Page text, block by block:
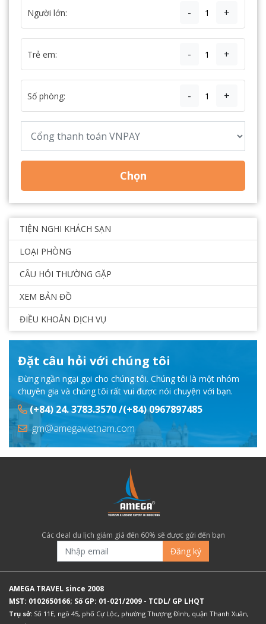
Người lớn: - +
Trẻ em: - +
Số phòng: - +
Chọn
TIỆN NGHI KHÁCH SẠN
LOẠI PHÒNG
CÂU HỎI THƯỜNG GẶP
XEM BẢN ĐỒ
ĐIỀU KHOẢN DỊCH VỤ
Đặt câu hỏi với chúng tôi
Đừng ngần ngại gọi cho chúng tôi. Chúng tôi là một nhóm
chuyên gia và chúng tôi rất vui được nói chuyện với bạn.
(+84) 24. 3783.3570 /(+84) 0967897485
gm@amegavietnam.com
Các deal du lịch giảm giá đến 60% sẽ được gửi đến bạn
Đăng ký
AMEGA TRAVEL since 2008
MST: 0102650166; Số GP: 01-021/2009 - TCDL/ GP LHQT
Trụ sở: Số 11E, ngõ 45, phố Cự Lộc, phường Thượng Đình, quận Thanh Xuân,